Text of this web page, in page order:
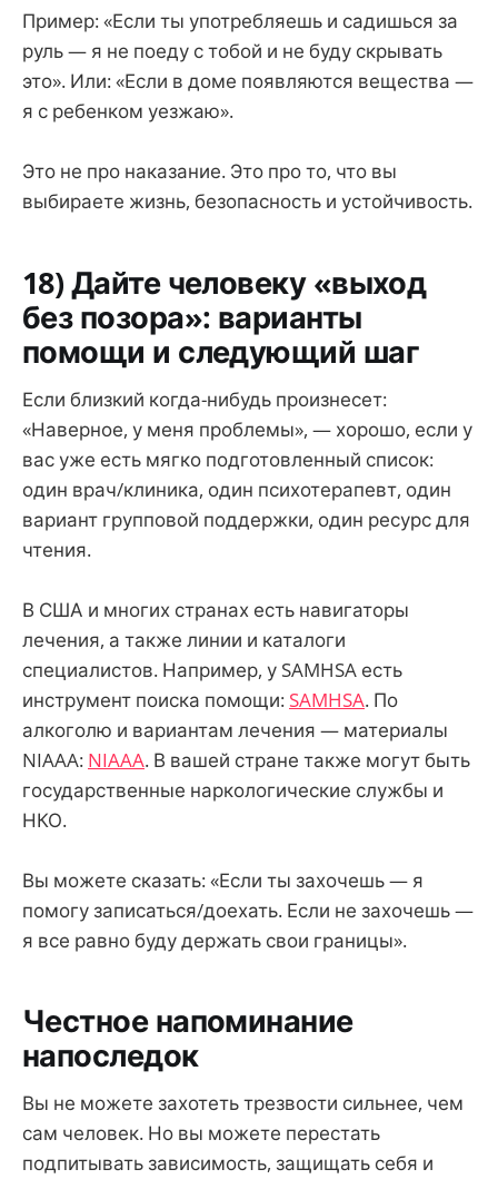
Пример: «Если ты употребляешь и садишься за
руль — я не поеду с тобой и не буду скрывать
это». Или: «Если в доме появляются вещества —
я с ребенком уезжаю».
Это не про наказание. Это про то, что вы
выбираете жизнь, безопасность и устойчивость.
18) Дайте человеку «выход
без позора»: варианты
помощи и следующий шаг
Если близкий когда-нибудь произнесет:
«Наверное, у меня проблемы», — хорошо, если у
вас уже есть мягко подготовленный список:
один врач/клиника, один психотерапевт, один
вариант групповой поддержки, один ресурс для
чтения.
В США и многих странах есть навигаторы
лечения, а также линии и каталоги
специалистов. Например, у SAMHSA есть
инструмент поиска помощи: SAMHSA. По
алкоголю и вариантам лечения — материалы
NIAAA: NIAAA. В вашей стране также могут быть
государственные наркологические службы и
НКО.
Вы можете сказать: «Если ты захочешь — я
помогу записаться/доехать. Если не захочешь —
я все равно буду держать свои границы».
Честное напоминание
напоследок
Вы не можете захотеть трезвости сильнее, чем
сам человек. Но вы можете перестать
подпитывать зависимость, защищать себя и